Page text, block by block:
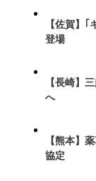
【佐賀】
登場
【長崎】
へ
【熊本】
協定